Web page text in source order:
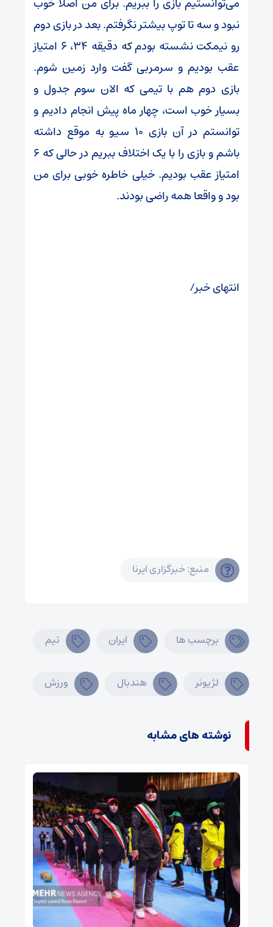
نبود و سه تا توپ بیشتر نگرفتم. بعد در بازی دوم
رو نیمکت نشسته بودم که دقیقه ۳۴، ۶ امتیاز
عقب بودیم و سرمربی گفت‌ وارد زمین شوم.
بازی دوم هم با تیمی که الان سوم جدول و
بسیار خوب است، چهار ماه پیش انجام دادیم و
توانستم در آن بازی ۱۰ سیو به موقع داشته
باشم و بازی را با یک اختلاف ببریم در حالی که ۶
امتیاز عقب بودیم. خیلی خاطره خوبی برای من
بود و واقعا همه راضی بودند.
انتهای خبر/
منبع: خبرگزاری ایرنا
برچسب ها ایران تیم
لژیونر هندبال ورزش
نوشته های مشابه